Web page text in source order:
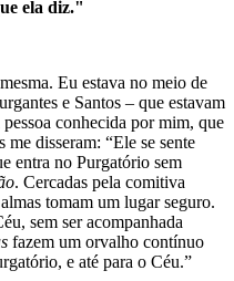
ela diz."
Eu estava no meio de
e Santos – que estavam
conhecida por mim, que
disseram: “Ele se sente
entra no Purgatório sem
. Cercadas pela comitiva
tomam um lugar seguro.
sem ser acompanhada
fazem um orvalho contínuo
e até para o Céu.”